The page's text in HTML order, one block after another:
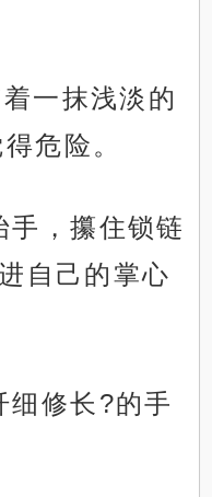
一抹浅淡的
危险。
手，攥住锁链
自己的掌心
细修长?的手